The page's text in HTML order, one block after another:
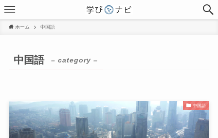
ホーム 中国語
中国語 – category –
中国語